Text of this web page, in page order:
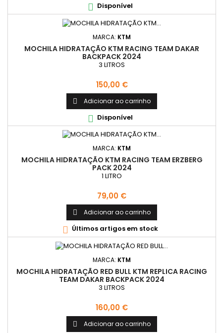
 Disponível
MARCA: KTM
MOCHILA HIDRATAÇÃO KTM RACING TEAM DAKAR
BACKPACK 2024
3 LITROS
Preço
150,00 €
 Adicionar ao carrinho
 Disponível
MARCA: KTM
MOCHILA HIDRATAÇÃO KTM RACING TEAM ERZBERG
PACK 2024
1 LITRO
Preço
79,00 €
 Adicionar ao carrinho
 Últimos artigos em stock
MARCA: KTM
MOCHILA HIDRATAÇÃO RED BULL KTM REPLICA RACING
TEAM DAKAR BACKPACK 2024
3 LITROS
Preço
160,00 €
 Adicionar ao carrinho